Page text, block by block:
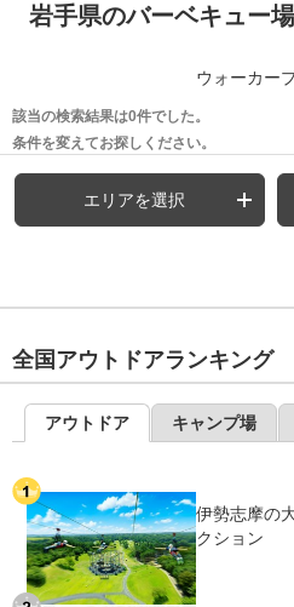
岩手県のバーベキュー
ウォーカー
該当の検索結果は0件でした。
条件を変えてお探しください。
エリアを選択
全国アウトドアランキング
アウトドア キャンプ場
伊勢志摩の
クション